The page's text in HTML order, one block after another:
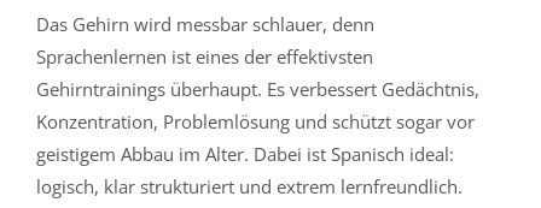
Das Gehirn wird messbar schlauer, denn
Sprachenlernen ist eines der effektivsten
Gehirntrainings überhaupt. Es verbessert Gedächtnis,
Konzentration, Problemlösung und schützt sogar vor
geistigem Abbau im Alter. Dabei ist Spanisch ideal:
logisch, klar strukturiert und extrem lernfreundlich.